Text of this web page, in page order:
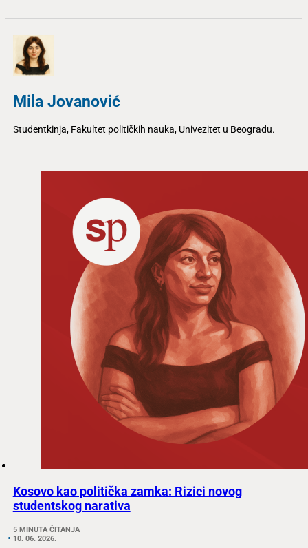
Mila Jovanović
Studentkinja, Fakultet političkih nauka, Univezitet u Beogradu.
Kosovo kao politička zamka: Rizici novog
studentskog narativa
5 MINUTA ČITANJA
10. 06. 2026.